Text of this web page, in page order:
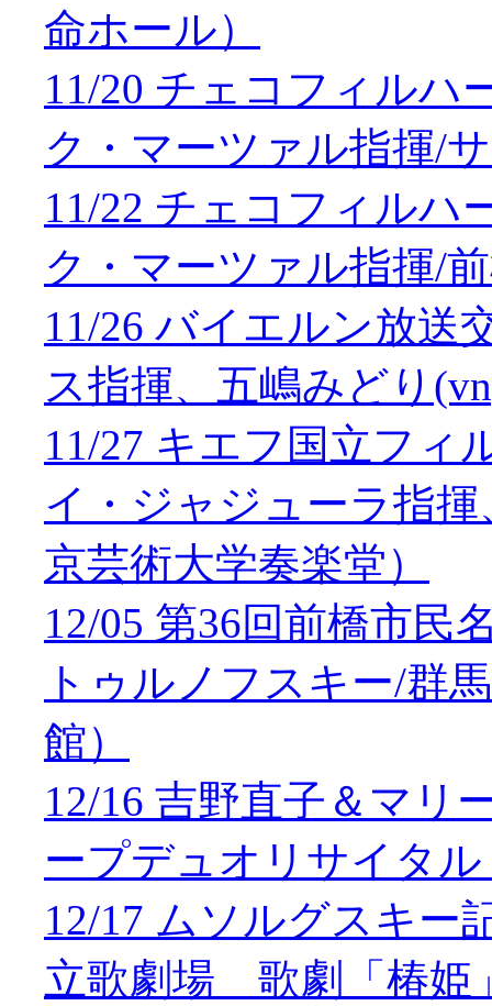
命ホール）
11/20 チェコフィルハ
ク・マーツァル指揮/
11/22 チェコフィルハ
ク・マーツァル指揮/
11/26 バイエルン放送
ス指揮、五嶋みどり
11/27 キエフ国立フィ
イ・ジャジューラ指
京芸術大学奏楽堂）
12/05 第36回前橋市
トゥルノフスキー/群
館）
12/16 吉野直子＆マ
ープデュオリサイタ
12/17 ムソルグスキー
立歌劇場 歌劇「椿姫